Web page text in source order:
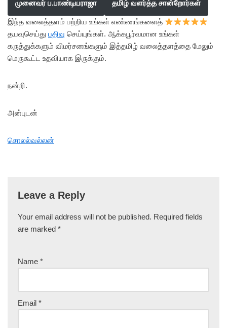
முனைவர் ப.பாண்டியராஜா தமிழ் வளர்த்த சான்றோர்கள்
இந்த வலைத்தளம் பற்றிய உங்கள் எண்ணங்களைத்
தயவுசெய்து பதிவு செய்யுங்கள். ஆக்கபூர்வமான உங்கள்
கருத்துக்களும் விமர்சனங்களும் இத்தமிழ் வலைத்தளத்தை மேலும்
மெருகூட்ட உதவியாக இருக்கும்.
நன்றி.
அன்புடன்
சொலல்வல்லன்
Leave a Reply
Your email address will not be published. Required fields
are marked *
Name *
Email *